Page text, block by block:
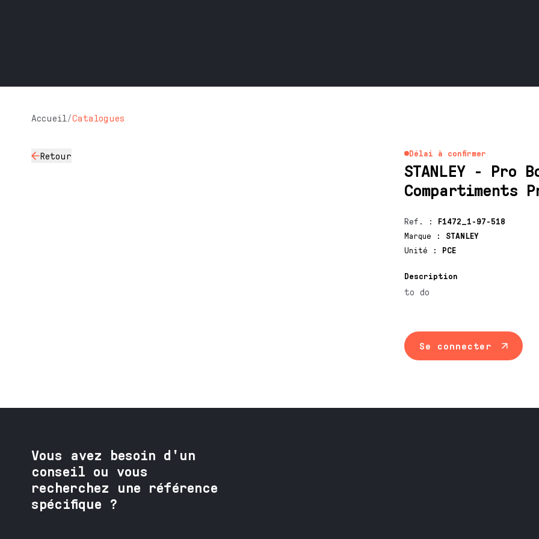
Accueil/Catalogues
Retour Délai à confirmer
STANLEY - Pro
Compartiments
Ref. : F1472_1-97-518
Marque
:
STANLEY
Unité
: PCE
Description
to do
Se connecter
Vous avez besoin d'un
conseil ou vous
recherchez une référence
spécifique ?